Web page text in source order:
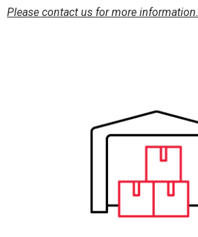
Please contact us for more information.